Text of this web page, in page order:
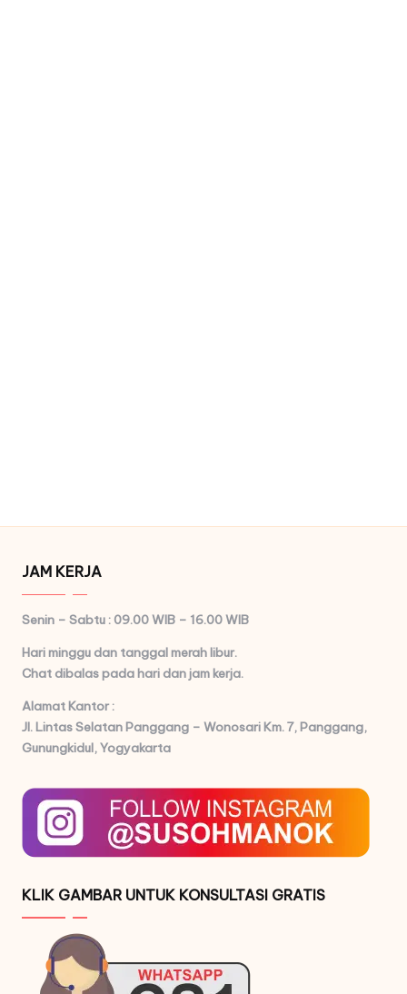
JAM KERJA
Senin – Sabtu : 09.00 WIB – 16.00 WIB
Hari minggu dan tanggal merah libur.
Chat dibalas pada hari dan jam kerja.
Alamat Kantor :
Jl. Lintas Selatan Panggang – Wonosari Km. 7,Panggang,
Gunungkidul, Yogyakarta
KLIK GAMBAR UNTUK KONSULTASI GRATIS